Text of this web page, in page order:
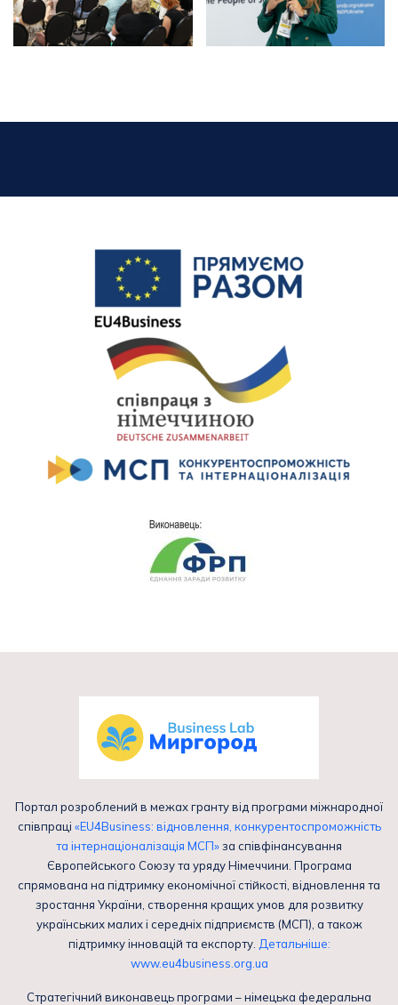
Портал розроблений в межах гранту від програми міжнародної
співпраці «EU4Business: відновлення, конкурентоспроможність
та інтернаціоналізація МСП»за співфінансування
Європейського Союзу та уряду Німеччини. Програма
спрямована на підтримку економічної стійкості, відновлення та
зростання України, створення кращих умов для розвитку
українських малих і середніх підприємств (МСП), а також
підтримку інновацій та експорту. Детальніше:
www.eu4business.org.ua
Стратегічний виконавець програми – німецька федеральна